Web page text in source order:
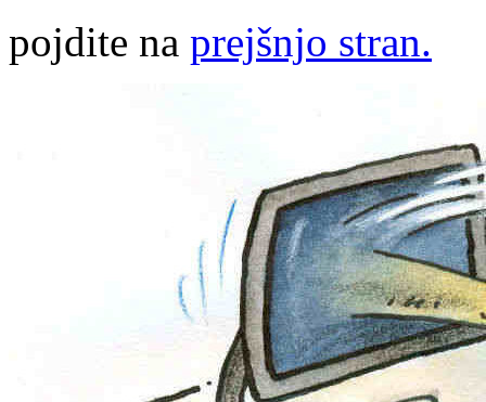
pojdite na prejšnjo stran.